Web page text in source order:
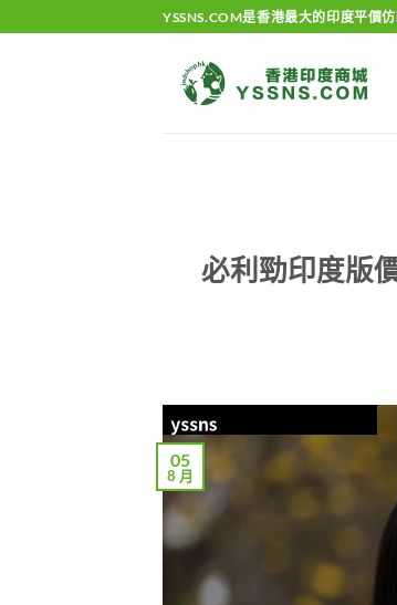
to
YSSNS.COM是香港最大的印度平價
必利勁印度版
05
8 月